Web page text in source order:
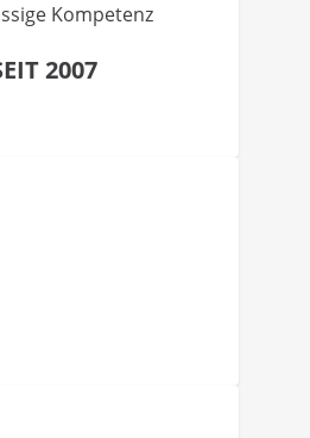
Kompetenz
2007